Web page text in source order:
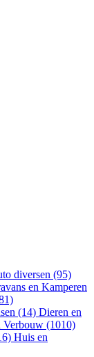
diversen (95)
en Kamperen
(14) Dieren en
Verbouw (1010)
Huis en